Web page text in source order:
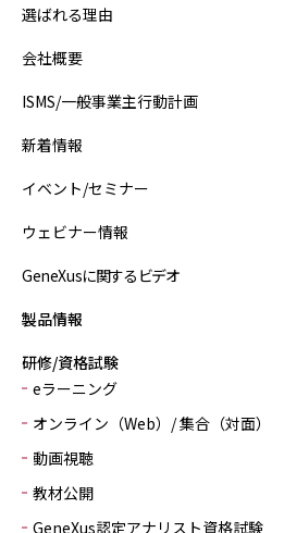
選ばれる理由
会社概要
ISMS/一般事業主行動計画
新着情報
イベント/セミナー
ウェビナー情報
GeneXusに関するビデオ
製品情報
研修/資格試験
eラーニング
オンライン（Web）/ 集合（対面）
動画視聴
教材公開
GeneXus認定アナリスト資格試験